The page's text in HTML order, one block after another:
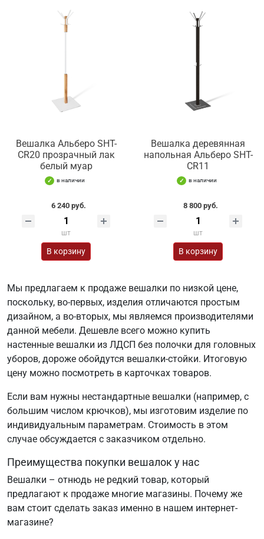
Вешалка Альберо SHT-
CR20 прозрачный лак
белый муар
в наличии
6 240 руб.
шт
В корзину
Вешалка деревянная
напольная Альберо SHT-
CR11
в наличии
8 800 руб.
шт
В корзину
Мы предлагаем к продаже вешалки по низкой цене,
поскольку, во-первых, изделия отличаются простым
дизайном, а во-вторых, мы являемся производителями
данной мебели. Дешевле всего можно купить
настенные вешалки из ЛДСП без полочки для головных
уборов, дороже обойдутся вешалки-стойки. Итоговую
цену можно посмотреть в карточках товаров.
Если вам нужны нестандартные вешалки (например, с
большим числом крючков), мы изготовим изделие по
индивидуальным параметрам. Стоимость в этом
случае обсуждается с заказчиком отдельно.
Преимущества покупки вешалок у нас
Вешалки – отнюдь не редкий товар, который
предлагают к продаже многие магазины. Почему же
вам стоит сделать заказ именно в нашем интернет-
магазине?